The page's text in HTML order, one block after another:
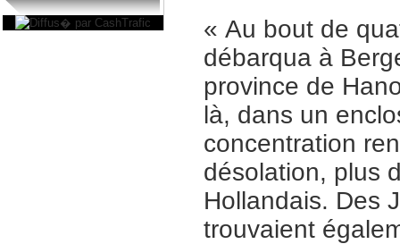
« Au bout de
débarqua à
province de
là, dans un
concentration
désolation, plus
Hollandais. Des
trouvaient